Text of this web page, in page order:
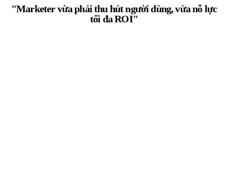
"Marketer vừa phải thu hút người dùng, vừa nỗ lực
tối đa ROI"